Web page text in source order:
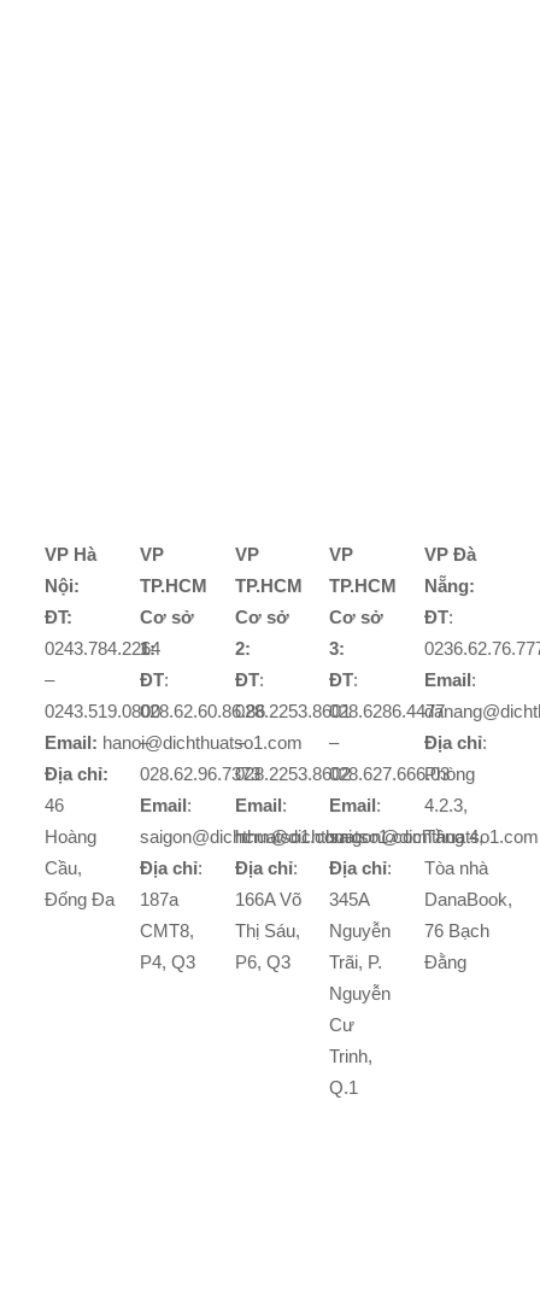
VP Hà
Nội:
ĐT:
0243.784.2264
–
0243.519.0800
Email: hanoi@dichthuatso1.com
Địa chỉ:
46
Hoàng
Cầu,
Đống Đa
VP
TP.HCM
Cơ sở
1:
ĐT:
028.62.60.86.86
–
028.62.96.7373
Email:
saigon@dichthuatso1.com
Địa chỉ:
187a
CMT8,
P4, Q3
VP
TP.HCM
Cơ sở
2:
ĐT:
028.2253.8601
–
028.2253.8602
Email:
hcm@dichthuatso1.com
Địa chỉ:
166A Võ
Thị Sáu,
P6, Q3
VP
TP.HCM
Cơ sở
3:
ĐT:
028.6286.4477
–
028.627.666.03
Email:
saigon@dichthuatso1.com
Địa chỉ:
345A
Nguyễn
Trãi, P.
Nguyễn
Cư
Trinh,
Q.1
VP Đà
Nẵng:
ĐT:
Email:
Địa chỉ:
Phòng
4.2.3,
Tầng 4,
Tòa nhà
DanaBook,
76 Bạch
Đằng